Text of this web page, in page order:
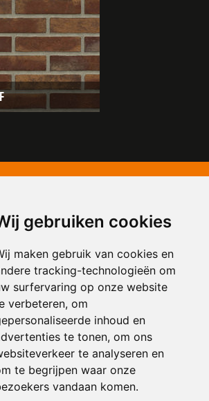
gebruiken cookies
maken gebruik van cookies en
tracking-technologieën om
surfervaring op onze website
verbeteren, om
inhoud en
te tonen, om ons
te analyseren en
te begrijpen waar onze
vandaan komen.
(WF)
met ons op! We helpen u graag